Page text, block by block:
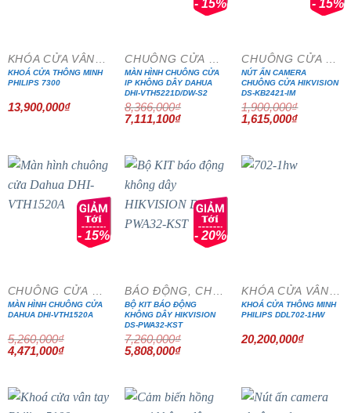
KHÓA CỬA VÂN TAY
KHOÁ CỬA THÔNG MINH
PHILIPS 7300
13,900,000₫
- 15%
CHUÔNG CỬA MÀN HÌNH
MÀN HÌNH CHUÔNG CỬA
IP KHÔNG DÂY DAHUA
DHI-VTH5221D/DW-S2
8,366,000₫
Giá
gốc
7,111,100₫Giá
7,111,100₫.
- 15%
CHUÔNG CỬA MÀN HÌNH
NÚT ẤN CAMERA
CHUÔNG CỬA HIKVISION
DS-KB2421-IM
1,900,000₫
Giá
gốc
1,615,000₫Giá
- 15%
CHUÔNG CỬA MÀN HÌNH
MÀN HÌNH CHUÔNG CỬA
DAHUA DHI-VTH1520A
5,260,000₫
Giá
gốc
4,471,000₫Giá
4,471,000₫.
- 20%
BÁO ĐỘNG, CHỐNG TRỘM
BỘ KIT BÁO ĐỘNG
KHÔNG DÂY HIKVISION
DS-PWA32-KST
7,260,000₫
Giá
gốc
5,808,000₫Giá
5,808,000₫.
KHÓA CỬA VÂN TAY
KHOÁ CỬA THÔNG MINH
PHILIPS DDL702-1HW
20,200,000₫